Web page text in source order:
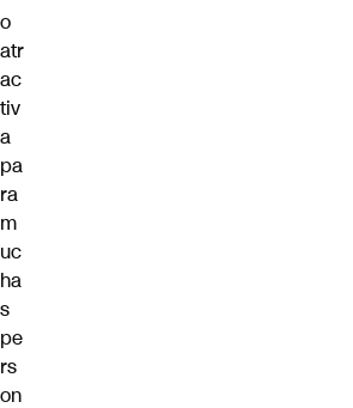
o
atr
ac
tiv
a
pa
ra
m
uc
ha
s
pe
rs
on